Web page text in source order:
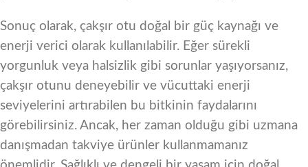
Sonuç olarak, çakşır otu doğal bir güç kaynağı ve
enerji verici olarak kullanılabilir. Eğer sürekli
yorgunluk veya halsizlik gibi sorunlar yaşıyorsanız,
çakşır otunu deneyebilir ve vücuttaki enerji
seviyelerini artırabilen bu bitkinin faydalarını
görebilirsiniz. Ancak, her zaman olduğu gibi uzmana
danışmadan takviye ürünler kullanmamanız